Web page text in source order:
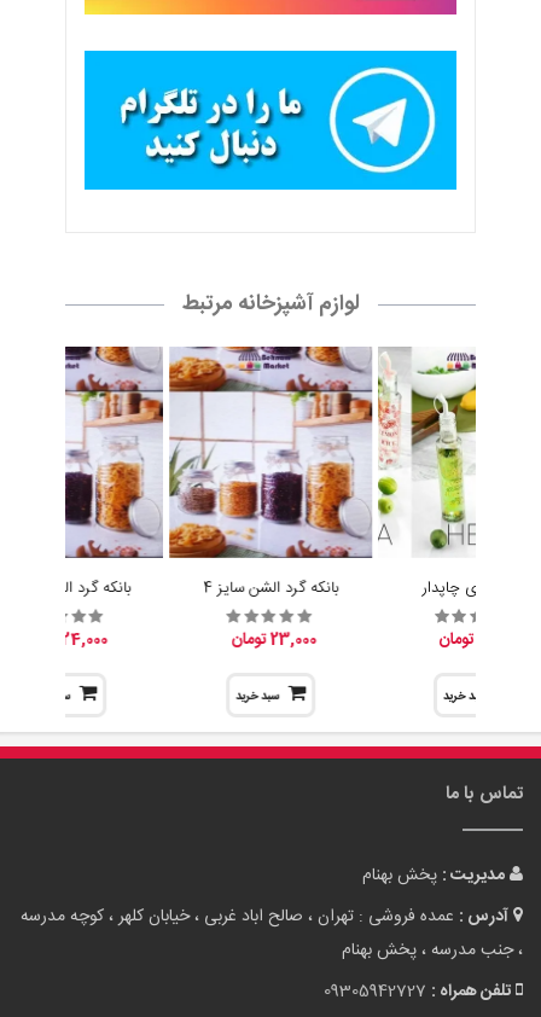
لوازم آشپزخانه مرتبط
آبلیموخوری چاپدار
سبد خرید
بانکه گرد الشن سایز 4
23,000 تومان
سبد خرید
بانکه گرد الشن سایز 3
24,000 تومان
سبد خرید
تماس با ما
مدیریت : پخش بهنام
آدرس : عمده فروشی : تهران ، صالح اباد غربی ، خیابان کلهر ، کوچه مدرسه
، جنب مدرسه ، پخش بهنام
تلفن همراه : 09305942727